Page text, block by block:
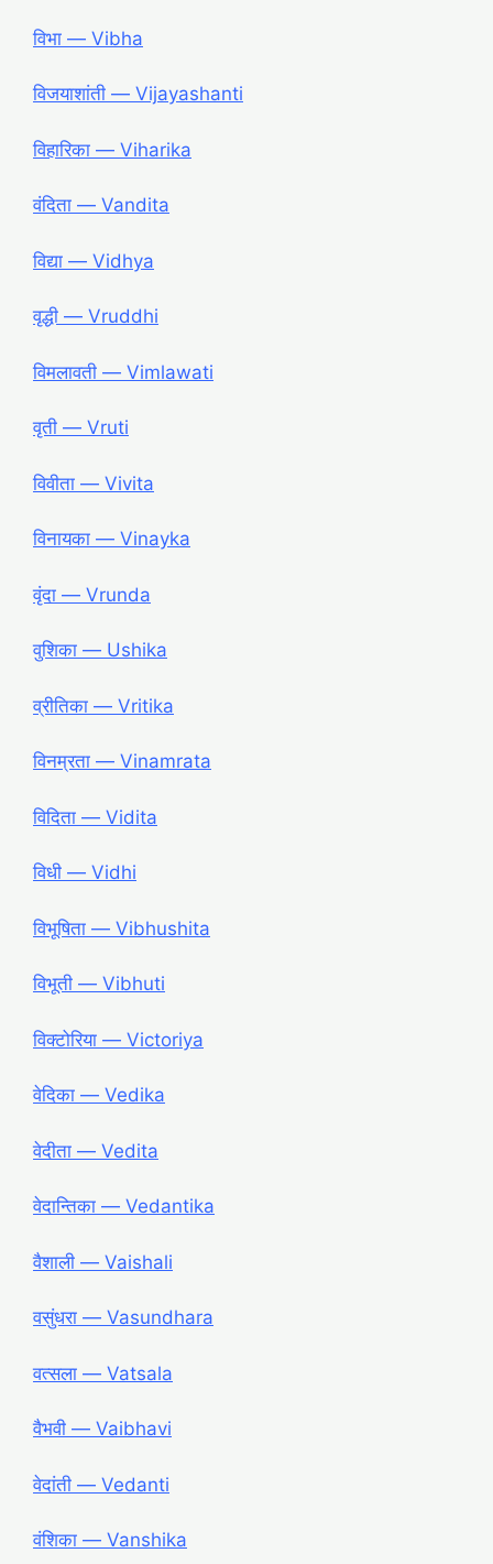
विभा ― Vibha
विजयाशांती ― Vijayashanti
विहारिका ― Viharika
वंदिता ― Vandita
विद्या ― Vidhya
वृद्धी ― Vruddhi
विमलावती ― Vimlawati
वृती ― Vruti
विवीता ― Vivita
विनायका ― Vinayka
वृंदा ― Vrunda
वुशिका ― Ushika
व्रीतिका ― Vritika
विनम्रता ― Vinamrata
विदिता ― Vidita
विधी ― Vidhi
विभूषिता ― Vibhushita
विभूती ― Vibhuti
विक्टोरिया ― Victoriya
वेदिका ― Vedika
वेदीता ― Vedita
वेदान्तिका ― Vedantika
वैशाली ― Vaishali
वसुंधरा ― Vasundhara
वत्सला ― Vatsala
वैभवी ― Vaibhavi
वेदांती ― Vedanti
वंशिका ― Vanshika